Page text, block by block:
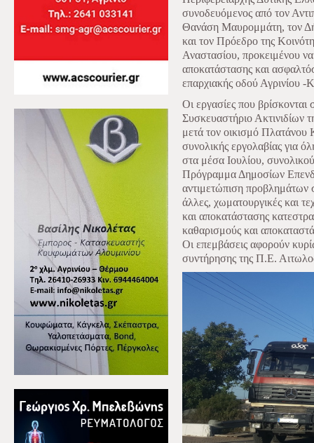
συνοδευόμενος από τον
Θανάση Μαυρομμάτη, τον
και τον Πρόεδρο της
Αναστασίου, προκειμένου
αποκατάστασης και
επαρχιακής οδού Αγρινίου -
Οι εργασίες που βρίσκονται
Συσκευαστήριο Ακτινιδίων
μετά τον οικισμό
συνολικής εργολαβίας για
στα μέσα Ιουλίου,
Πρόγραμμα Δημοσίων
αντιμετώπιση προβλημάτων
άλλες, χωματουργικές και
και αποκατάστασης
καθαρισμούς και
Οι επεμβάσεις αφορούν
συντήρησης της Π.Ε.